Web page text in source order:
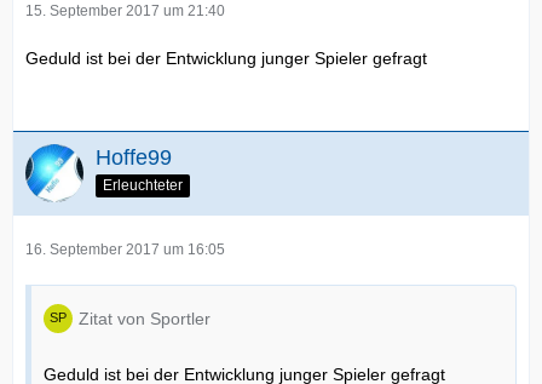
15. September 2017 um 21:40
Geduld ist bei der Entwicklung junger Spieler gefragt
Hoffe99
Erleuchteter
16. September 2017 um 16:05
Zitat von Sportler
Geduld ist bei der Entwicklung junger Spieler gefragt